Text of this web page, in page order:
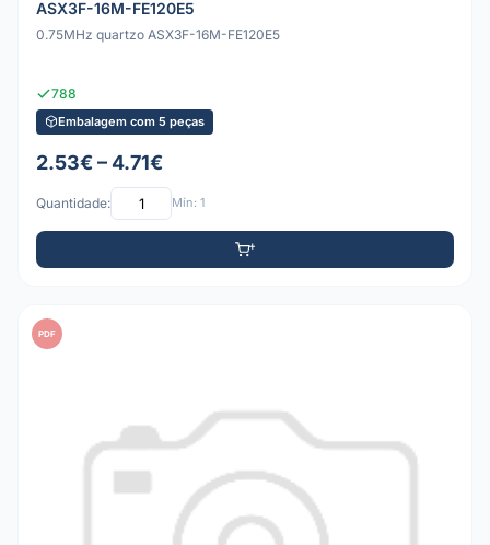
ASX3F-16M-FE120E5
0.75MHz quartzo ASX3F-16M-FE120E5
788
Embalagem com 5 peças
2.53€ – 4.71€
Quantidade: Mín: 1
PDF